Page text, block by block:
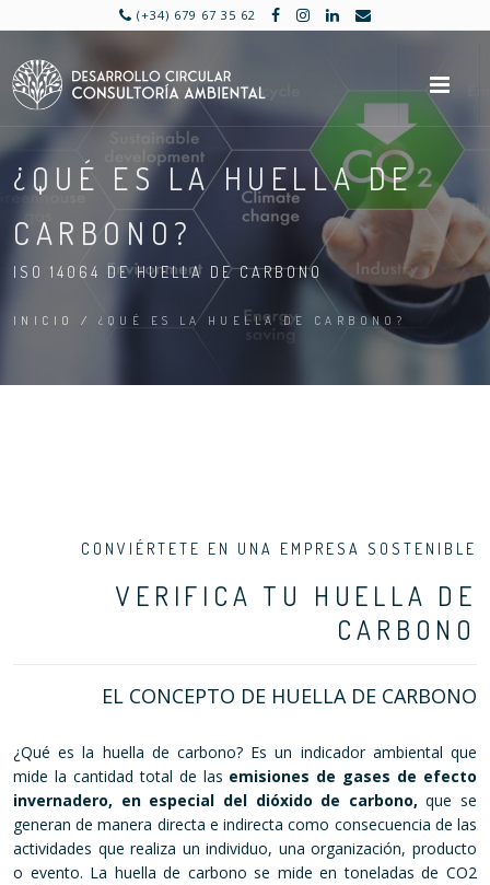
(+34) 679 67 35 62
¿QUÉ ES LA HUELLA DE
CARBONO?
ISO 14064 DE HUELLA DE CARBONO
INICIO / ¿QUÉ ES LA HUELLA DE CARBONO?
CONVIÉRTETE EN UNA EMPRESA SOSTENIBLE
VERIFICA TU HUELLA DE
CARBONO
EL CONCEPTO DE HUELLA DE CARBONO
¿Qué es la huella de carbono? Es un indicador ambiental que
mide la cantidad total de las emisiones de gases de efecto
invernadero, en especial del dióxido de carbono,que se
generan de manera directa e indirecta como consecuencia de las
actividades que realiza un individuo, una organización, producto
o evento. La huella de carbono se mide en toneladas de CO2